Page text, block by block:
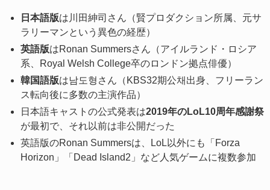
日本語版は川田紳司さん（賢プロダクション所属、元サ
ラリーマンという異色の経歴）
英語版はRonan Summersさん（アイルランド・ロシア
系、Royal Welsh College卒のロンドン拠点俳優）
韓国語版は남도형さん（KBS32期公채出身、フリーラン
ス転向後に多数の主演作品）
日本語キャストの公式発表は2019年のLoL10周年感謝祭
が最初で、それ以前は非公開だった
英語版のRonan Summersは、LoL以外にも「Forza
Horizon」「Dead Island2」など人気ゲームに複数参加